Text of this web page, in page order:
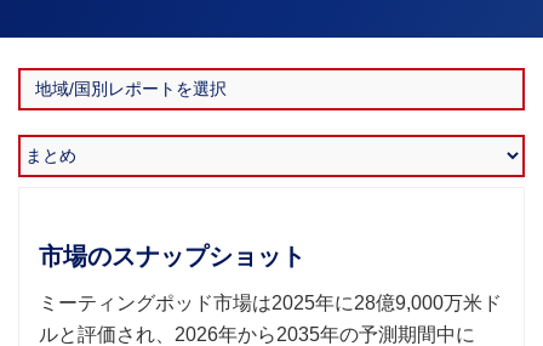
市場のスナップショット
ミーティングポッド市場は2025年に28億9,000万米ド
ルと評価され、2026年から2035年の予測期間中に